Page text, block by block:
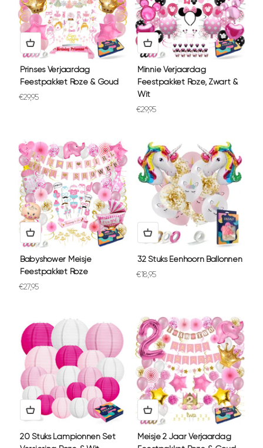
Prinses Verjaardag
Feestpakket Roze & Goud
Aanbiedingsprijs
€29,95
Minnie Verjaardag
Feestpakket Roze, Zwart &
Wit
Aanbiedingsprijs
€29,95
Babyshower Meisje
Feestpakket Roze
Aanbiedingsprijs
€27,95
32 Stuks Eenhoorn Ballonnen
Aanbiedingsprijs
€18,95
20 Stuks Lampionnen Set
Meisje 2 Jaar Verjaardag